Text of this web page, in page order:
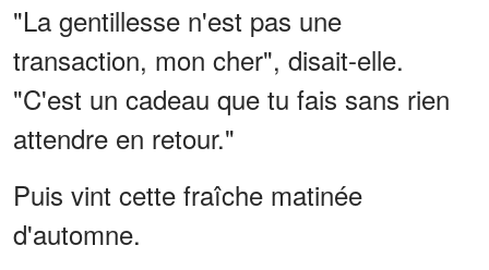
"La gentillesse n'est pas une
transaction, mon cher", disait-elle.
"C'est un cadeau que tu fais sans rien
attendre en retour."
Puis vint cette fraîche matinée
d'automne.